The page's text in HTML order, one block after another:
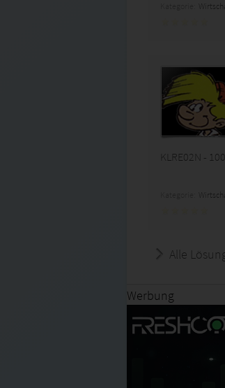
KLRE02N -
Alle
Werbung